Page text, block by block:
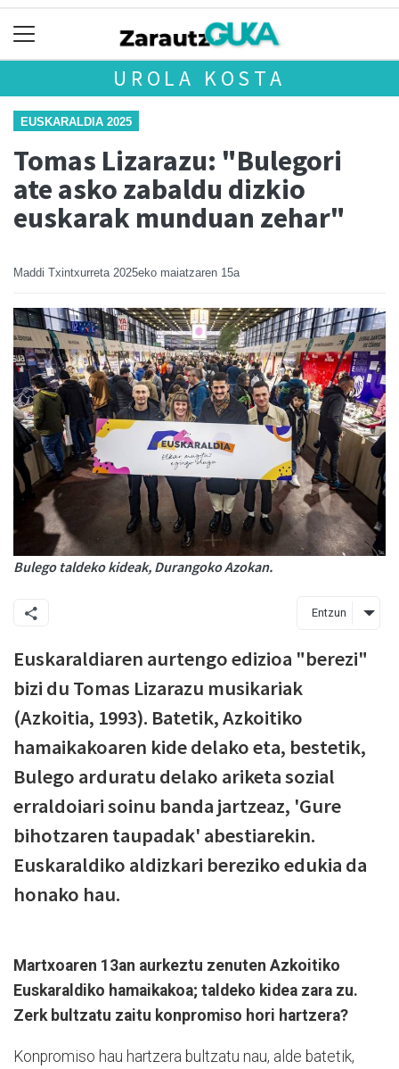
UROLA KOSTA
EUSKARALDIA 2025
Tomas Lizarazu: "Bulegori
ate asko zabaldu dizkio
euskarak munduan zehar"
Maddi Txintxurreta 2025eko maiatzaren 15a
Bulego taldeko kideak, Durangoko Azokan.
Entzun
Euskaraldiaren aurtengo edizioa "berezi"
bizi du Tomas Lizarazu musikariak
(Azkoitia, 1993). Batetik, Azkoitiko
hamaikakoaren kide delako eta, bestetik,
Bulego arduratu delako ariketa sozial
erraldoiari soinu banda jartzeaz, 'Gure
bihotzaren taupadak' abestiarekin.
Euskaraldiko aldizkari bereziko edukia da
honako hau.
Martxoaren 13an aurkeztu zenuten Azkoitiko
Euskaraldiko hamaikakoa; taldeko kidea zara zu.
Zerk bultzatu zaitu konpromiso hori hartzera?
Konpromiso hau hartzera bultzatu nau, alde batetik,